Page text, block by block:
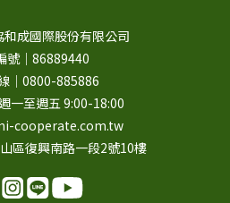
和成國際股份有限公司
號｜86889440
｜0800-885886
一至週五 9:00-18:00
cooperate.com.tw
區復興南路一段2號10樓